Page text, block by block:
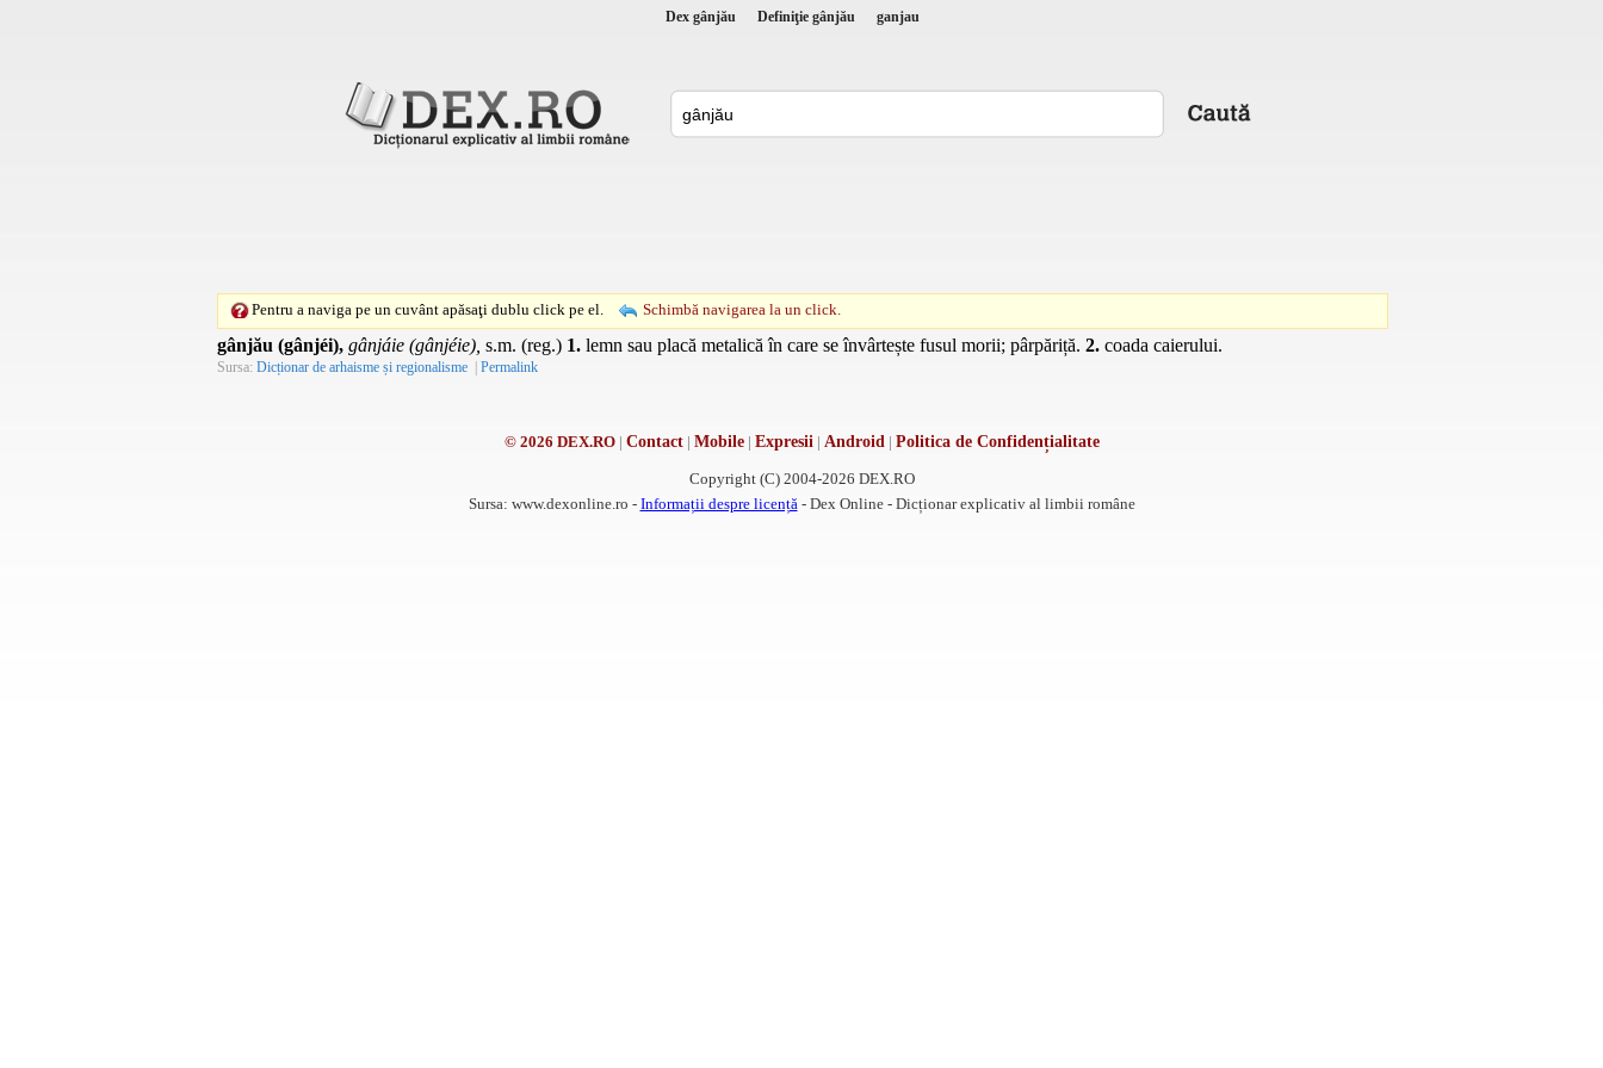
Dex gânjău Definiţie gânjău ganjau
Pentru a naviga pe un cuvânt apăsaţi dublu click pe el. Schimbă navigarea la un click.
gânjău (gânjéi), gânjáie (gânjéie), s.m. (reg.) 1. lemn sau placă metalică în care se învârtește fusul morii; pârpăriță. 2. coada caierului.
Sursa: Dicționar de arhaisme și regionalisme | Permalink
© 2026 DEX.RO| Contact| Mobile| Expresii | Android | Politica de Confidențialitate
Copyright (C) 2004-2026 DEX.RO
Sursa: www.dexonline.ro - Informații despre licență - Dex Online - Dicționar explicativ al limbii române